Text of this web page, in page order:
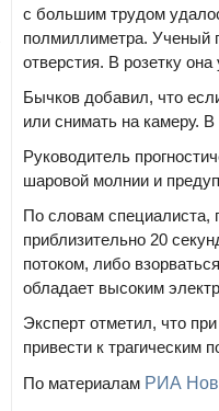
с большим трудом
полмиллиметра. Ученый
отверстия. В розетку
Бычков добавил, что
или снимать на камеру.
Руководитель
шаровой молнии и
По словам специалиста,
приблизительно 20
потоком, либо
обладает высоким
Эксперт отметил, что
привести к трагическим
По материалам РИА